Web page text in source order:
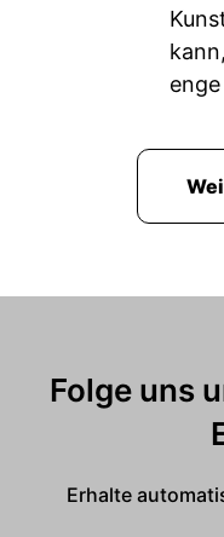
Folge uns
Erhalte